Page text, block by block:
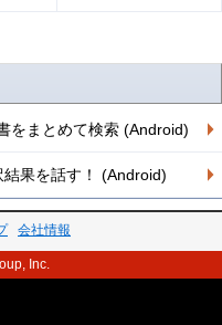
をまとめて検索 (Android)
果を話す！ (Android)
会社情報
Inc.